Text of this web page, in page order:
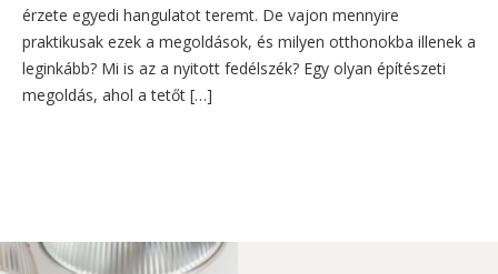
érzete egyedi hangulatot teremt. De vajon mennyire
praktikusak ezek a megoldások, és milyen otthonokba illenek a
leginkább? Mi is az a nyitott fedélszék? Egy olyan építészeti
megoldás, ahol a tetőt […]